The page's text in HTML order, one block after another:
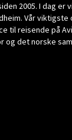
2005. I dag er
Vår
til reisende på
og det norske